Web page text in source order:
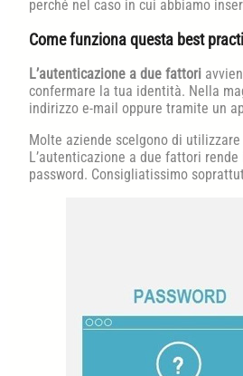
perché nel caso in cui abbiamo
Come funziona questa best
L’autenticazione a due fattori
confermare la tua identità. Nella
indirizzo e-mail oppure tramite un
Molte aziende scelgono di
L’autenticazione a due fattori
password. Consigliatissimo